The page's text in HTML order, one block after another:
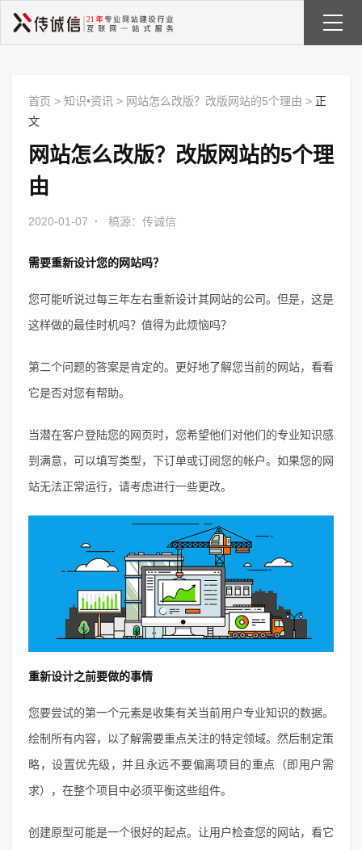
首页 > 知识•资讯 > 网站怎么改版？改版网站的5个理由 > 正
文
网站怎么改版？改版网站的5个理
由
2020-01-07 · 稿源：传诚信
需要重新设计您的网站吗？
您可能听说过每三年左右重新设计其网站的公司。但是，这是
这样做的最佳时机吗？值得为此烦恼吗？
第二个问题的答案是肯定的。更好地了解您当前的网站，看看
它是否对您有帮助。
当潜在客户登陆您的网页时，您希望他们对他们的专业知识感
到满意，可以填写类型，下订单或订阅您的帐户。如果您的网
站无法正常运行，请考虑进行一些更改。
重新设计之前要做的事情
您要尝试的第一个元素是收集有关当前用户专业知识的数据。
绘制所有内容，以了解需要重点关注的特定领域。然后制定策
略，设置优先级，并且永远不要偏离项目的重点（即用户需
求），在整个项目中必须平衡这些组件。
创建原型可能是一个很好的起点。让用户检查您的网站，看它